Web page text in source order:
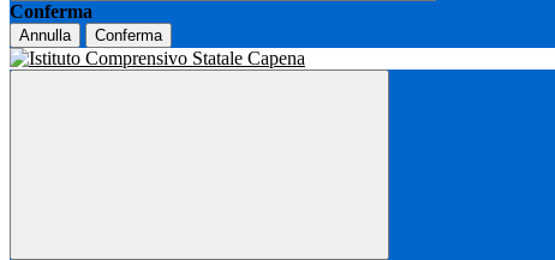
Conferma
Annulla Conferma